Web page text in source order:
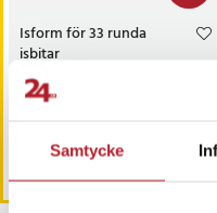
Samtycke
Isform för 33 runda
isbitar
Nuvarande pris
29 kr
Köp